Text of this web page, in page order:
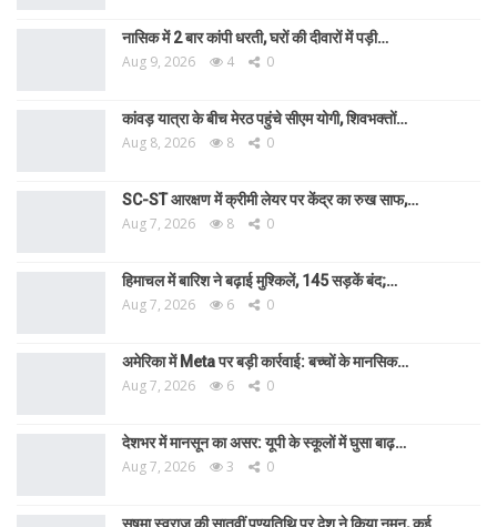
नासिक में 2 बार कांपी धरती, घरों की दीवारों में पड़ी…
Aug 9, 2026 4 0
कांवड़ यात्रा के बीच मेरठ पहुंचे सीएम योगी, शिवभक्तों…
Aug 8, 2026 8 0
SC-ST आरक्षण में क्रीमी लेयर पर केंद्र का रुख साफ,…
Aug 7, 2026 8 0
हिमाचल में बारिश ने बढ़ाई मुश्किलें, 145 सड़कें बंद;…
Aug 7, 2026 6 0
अमेरिका में Meta पर बड़ी कार्रवाई: बच्चों के मानसिक…
Aug 7, 2026 6 0
देशभर में मानसून का असर: यूपी के स्कूलों में घुसा बाढ़…
Aug 7, 2026 3 0
सुषमा स्वराज की सातवीं पुण्यतिथि पर देश ने किया नमन, कई…